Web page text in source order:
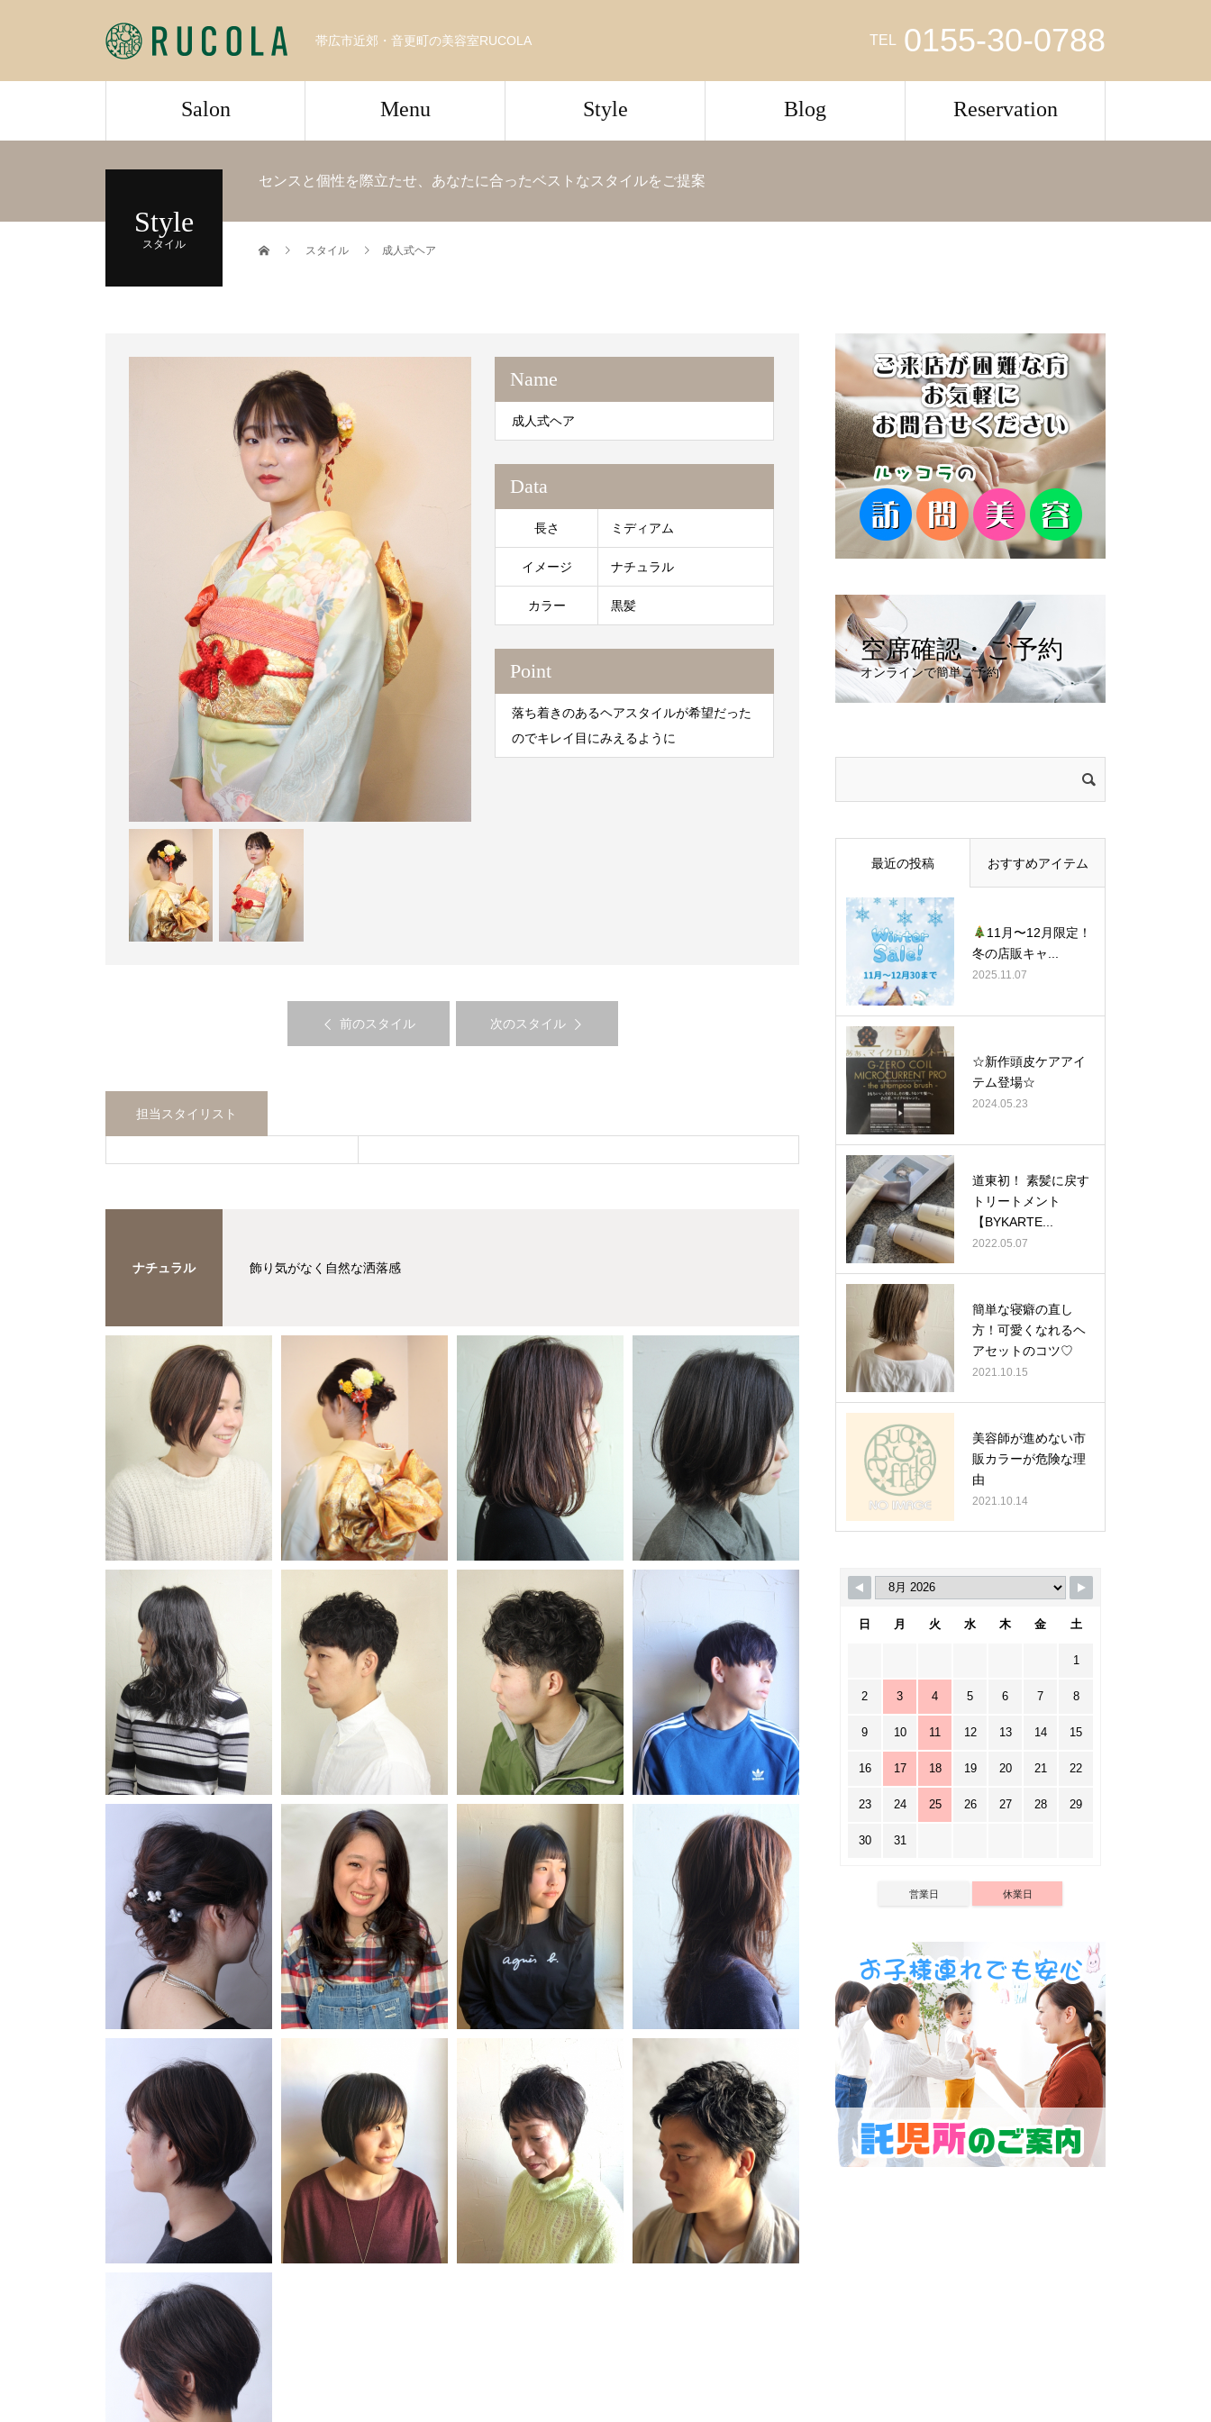
帯広市近郊・音更町の美容室RUCOLA TEL 0155-30-0788
Salon Menu Style Blog Reservation
Style
スタイル
センスと個性を際立たせ、あなたに合ったベストなスタイルをご提案
スタイル 成人式ヘア
Name
成人式ヘア
Data
長さ ミディアム
イメージ ナチュラル
カラー 黒髪
Point
落ち着きのあるヘアスタイルが希望だった
のでキレイ目にみえるように
前のスタイル 次のスタイル
担当スタイリスト
ナチュラル 飾り気がなく自然な洒落感
空席確認・ご予約
オンラインで簡単ご予約
最近の投稿 おすすめアイテム
11月〜12月限定！
冬の店販キャ...
2025.11.07
☆新作頭皮ケアアイ
テム登場☆
2024.05.23
道東初！ 素髪に戻す
トリートメント
【BYKARTE...
2022.05.07
簡単な寝癖の直し
方！可愛くなれるヘ
アセットのコツ♡
2021.10.15
美容師が進めない市
販カラーが危険な理
由
2021.10.14
日 月 火 水 木 金 土
1
2 3 4 5 6 7 8
9 10 11 12 13 14 15
16 17 18 19 20 21 22
23 24 25 26 27 28 29
30 31
営業日 休業日